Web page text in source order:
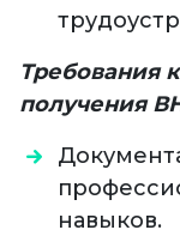
Требования
получения